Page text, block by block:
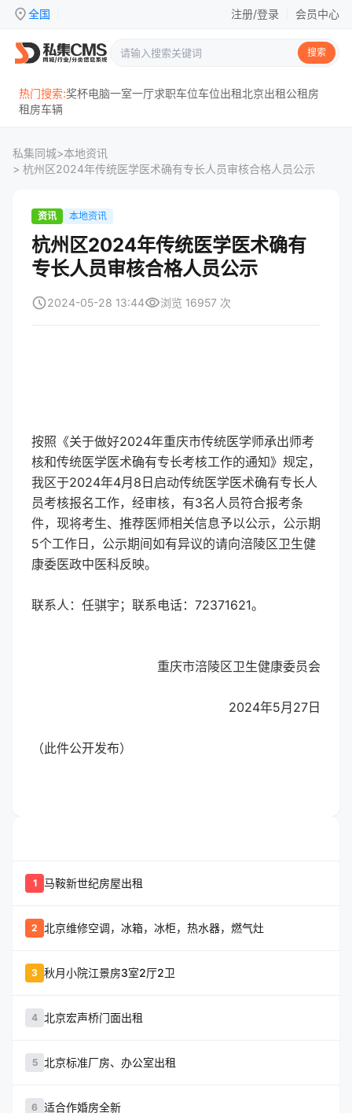
location_on全国 注册/登录 会员中心
搜索
热门搜索:奖杯电脑一室一厅求职车位车位出租北京出租公租房
租房车辆
私集同城>本地资讯
> 杭州区2024年传统医学医术确有专长人员审核合格人员公示
资讯 本地资讯
杭州区2024年传统医学医术确有
专长人员审核合格人员公示
schedule2024-05-28 13:44visibility浏览 16957 次
按照《关于做好2024年重庆市传统医学师承出师考
核和传统医学医术确有专长考核工作的通知》规定，
我区于2024年4月8日启动传统医学医术确有专长人
员考核报名工作，经审核，有3名人员符合报考条
件，现将考生、推荐医师相关信息予以公示，公示期
5个工作日，公示期间如有异议的请向涪陵区卫生健
康委医政中医科反映。
联系人：任骐宇；联系电话：72371621。
重庆市涪陵区卫生健康委员会
2024年5月27日
（此件公开发布）
1 马鞍新世纪房屋出租
2 北京维修空调，冰箱，冰柜，热水器，燃气灶
3 秋月小院江景房3室2厅2卫
4 北京宏声桥门面出租
5 北京标准厂房、办公室出租
6 适合作婚房全新